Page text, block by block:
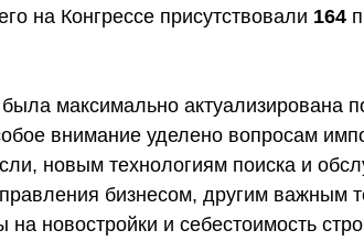
на Конгрессе присутствовали 164
максимально актуализирована
внимание уделено вопросам
новым технологиям поиска и
бизнесом, другим важным
новостройки и себестоимость